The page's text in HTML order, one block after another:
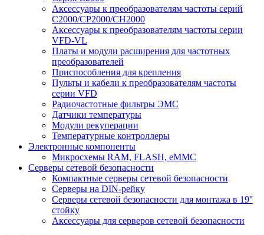
Аксессуары к преобразователям частоты серий
С2000/CP2000/CH2000
Аксессуары к преобразователям частоты серии
VFD-VL
Платы и модули расширения для частотных
преобразователей
Приспособления для крепления
Пульты и кабели к преобразователям частоты
серии VFD
Радиочастотные фильтры ЭМС
Датчики температуры
Модули рекуперации
Температурные контроллеры
Электронные компоненты
Микросхемы RAM, FLASH, eMMC
Серверы сетевой безопасности
Компактные серверы сетевой безопасности
Серверы на DIN-рейку
Серверы сетевой безопасности для монтажа в 19''
стойку
Аксессуары для серверов сетевой безопасности